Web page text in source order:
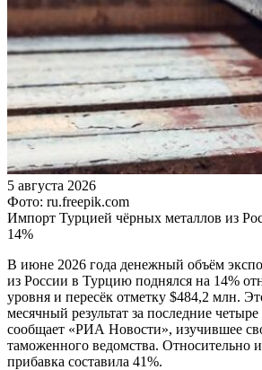
5 августа 2026
Фото: ru.freepik.com
Импорт Турцией чёрных металлов из
14%
В июне 2026 года денежный объём
из России в Турцию поднялся на 14%
уровня и пересёк отметку $484,2 млн.
месячный результат за последние
сообщает «РИА Новости», изучившее
таможенного ведомства. Относительно
прибавка составила 41%.